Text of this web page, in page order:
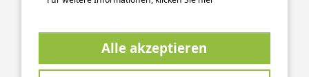
Alle akzeptieren